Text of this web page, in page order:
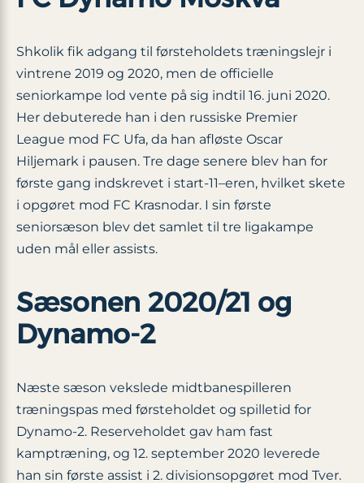
Shkolik fik adgang til førsteholdets træningslejr i
vintrene 2019 og 2020, men de officielle
seniorkampe lod vente på sig indtil 16. juni 2020.
Her debuterede han i den russiske Premier
League mod FC Ufa, da han afløste Oscar
Hiljemark i pausen. Tre dage senere blev han for
første gang indskrevet i start-11–eren, hvilket skete
i opgøret mod FC Krasnodar. I sin første
seniorsæson blev det samlet til tre ligakampe
uden mål eller assists.
Sæsonen 2020/21 og
Dynamo-2
Næste sæson vekslede midtbanespilleren
træningspas med førsteholdet og spilletid for
Dynamo-2. Reserveholdet gav ham fast
kamptræning, og 12. september 2020 leverede
han sin første assist i 2. divisionsopgøret mod Tver.